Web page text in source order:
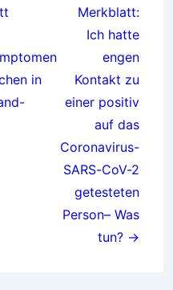
in
Merkblatt:
Ich hatte
engen
Kontakt zu
einer positiv
auf das
Coronavirus-
SARS-CoV-2
getesteten
Person– Was
tun? →